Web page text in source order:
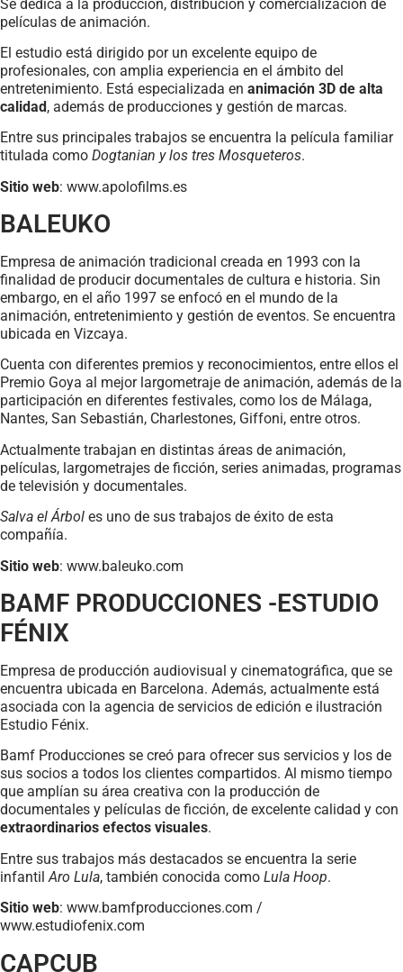
Se dedica a la producción, distribución y comercialización de
películas de animación.
El estudio está dirigido por un excelente equipo de
profesionales, con amplia experiencia en el ámbito del
entretenimiento. Está especializada en animación 3D de alta
calidad, además de producciones y gestión de marcas.
Entre sus principales trabajos se encuentra la película familiar
titulada como Dogtanian y los tres Mosqueteros.
Sitio web: www.apolofilms.es
BALEUKO
Empresa de animación tradicional creada en 1993 con la
finalidad de producir documentales de cultura e historia. Sin
embargo, en el año 1997 se enfocó en el mundo de la
animación, entretenimiento y gestión de eventos. Se encuentra
ubicada en Vizcaya.
Cuenta con diferentes premios y reconocimientos, entre ellos el
Premio Goya al mejor largometraje de animación, además de la
participación en diferentes festivales, como los de Málaga,
Nantes, San Sebastián, Charlestones, Giffoni, entre otros.
Actualmente trabajan en distintas áreas de animación,
películas, largometrajes de ficción, series animadas, programas
de televisión y documentales.
Salva el Árbol es uno de sus trabajos de éxito de esta
compañía.
Sitio web: www.baleuko.com
BAMF PRODUCCIONES -ESTUDIO
FÉNIX
Empresa de producción audiovisual y cinematográfica, que se
encuentra ubicada en Barcelona. Además, actualmente está
asociada con la agencia de servicios de edición e ilustración
Estudio Fénix.
Bamf Producciones se creó para ofrecer sus servicios y los de
sus socios a todos los clientes compartidos. Al mismo tiempo
que amplían su área creativa con la producción de
documentales y películas de ficción, de excelente calidad y con
extraordinarios efectos visuales.
Entre sus trabajos más destacados se encuentra la serie
infantil Aro Lula, también conocida como Lula Hoop.
Sitio web: www.bamfproducciones.com /
www.estudiofenix.com
CAPCUB